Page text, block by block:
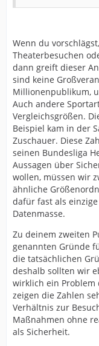
Wenn du
Theaterbesuchen
dann greift dieser
sind keine
Millionenpublikum,
Auch andere
Vergleichsgrößen.
Beispiel kam in der
Zuschauer. Diese
seinen Bundesliga
Aussagen über
wollen, müssen wir
ähnliche
dafür fast als
Datenmasse.
Zu deinem zweiten
genannten Gründe
die tatsächlichen
deshalb sollten wir
wirklich ein
zeigen die Zahlen
Verhältnis zur
Maßnahmen ohne
als Sicherheit.